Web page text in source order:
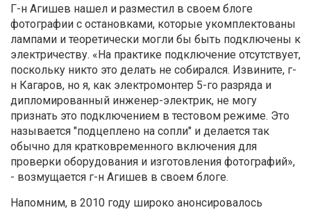
Г-н Агишев нашел и разместил в своем блоге
фотографии с остановками, которые укомплектованы
лампами и теоретически могли бы быть подключены к
электричеству. «На практике подключение отсутствует,
поскольку никто это делать не собирался. Извините, г-
н Кагаров, но я, как электромонтер 5-го разряда и
дипломированный инженер-электрик, не могу
признать это подключением в тестовом режиме. Это
называется "подцеплено на сопли" и делается так
обычно для кратковременного включения для
проверки оборудования и изготовления фотографий»,
- возмущается г-н Агишев в своем блоге.
Напомним, в 2010 году широко анонсировалось